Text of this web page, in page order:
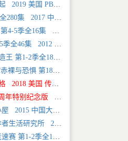
美国 PBS 自然类纪录片
中国大陆 旅行类纪录片
美国 Discovery 探索类纪录片
国 HGTV 真人秀&舞台类纪录片
美国 HGTV 真人秀&舞台类纪录片
2025 美国 Discovery 真人秀&舞台类纪录片
美国 传记类纪录片
2021 中国大陆 自然类纪录片
国大陆 社会生活类纪录片
中国大陆 社会生活类纪录片
2025 美国 Discovery 运动类纪录片